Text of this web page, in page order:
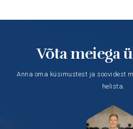
Võta meiega
Anna oma küsimustest ja soovidest
helista.